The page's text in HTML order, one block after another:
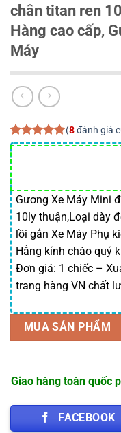
chân titan ren
Hàng cao cấp,
Máy
5.00trên 5
dựa trên
8
đánh giá
(8đánh giá
Gương Xe Máy Mini
10ly thuận,Loại dày
lồi gắn Xe Máy Phụ
Hằng kính chào quý
Đơn giá: 1 chiếc –
trang hàng VN chất
MUA SẢN PHẨM
Giao hàng toàn quốc
FACEBOOK